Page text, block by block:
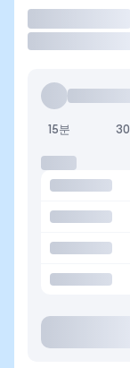
15분